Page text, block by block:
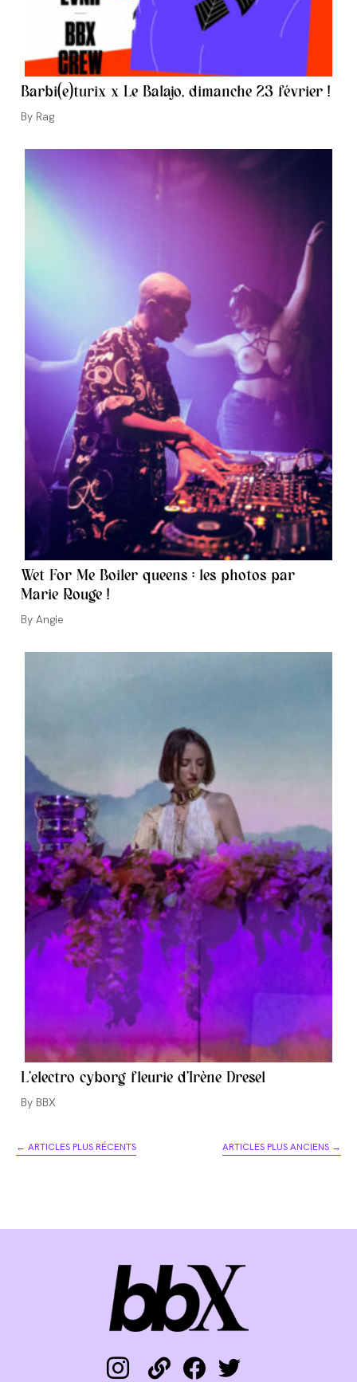
Barbi(e)turix x Le Balajo, dimanche 23 février !
Auteur/autrice
la
Rag
Wet For Me Boiler queens : les photos par
Marie Rouge !
Auteur/autrice
la
Angie
L’electro cyborg fleurie d’Irène Dresel
Auteur/autrice
publication :
BBX
← ARTICLES PLUS RÉCENTS ARTICLES PLUS ANCIENS →
instagram
link facebooktwitter